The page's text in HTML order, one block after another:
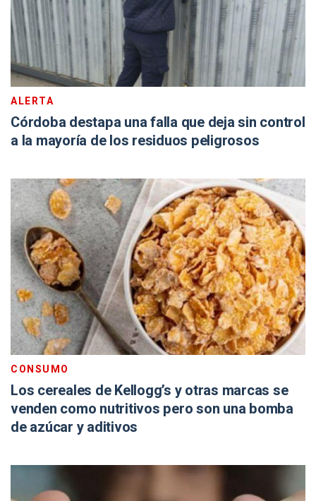
ALERTA
Córdoba destapa una falla que deja sin control
a la mayoría de los residuos peligrosos
CONSUMO
Los cereales de Kellogg’s y otras marcas se
venden como nutritivos pero son una bomba
de azúcar y aditivos